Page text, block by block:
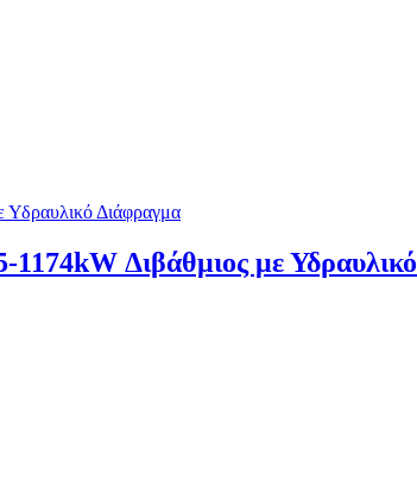
Διβάθμιος με Υδραυλικό